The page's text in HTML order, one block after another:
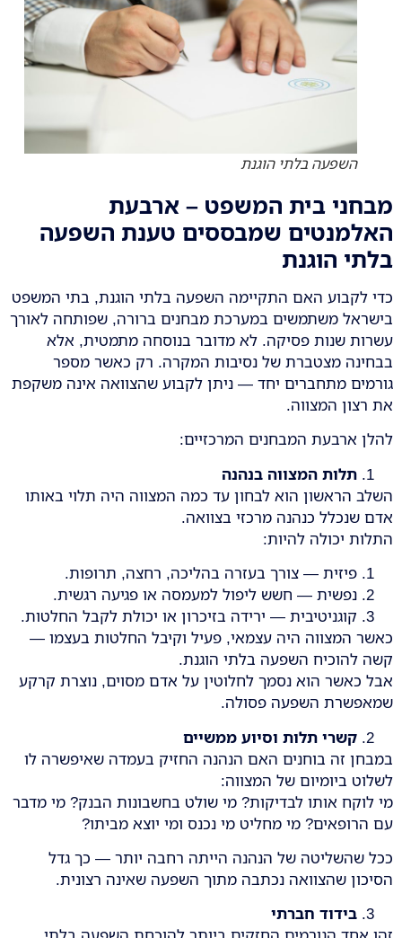
השפעה בלתי הוגנת
מבחני בית המשפט – ארבעת
האלמנטים שמבססים טענת השפעה
בלתי הוגנת
כדי לקבוע האם התקיימה השפעה בלתי הוגנת, בתי המשפט
בישראל משתמשים במערכת מבחנים ברורה, שפותחה לאורך
עשרות שנות פסיקה. לא מדובר בנוסחה מתמטית, אלא
בבחינה מצטברת של נסיבות המקרה. רק כאשר מספר
גורמים מתחברים יחד — ניתן לקבוע שהצוואה אינה משקפת
את רצון המצווה.
להלן ארבעת המבחנים המרכזיים:
תלות המצווה בנהנה
השלב הראשון הוא לבחון עד כמה המצווה היה תלוי באותו
אדם שנכלל כנהנה מרכזי בצוואה.
התלות יכולה להיות:
פיזית — צורך בעזרה בהליכה, רחצה, תרופות.
נפשית — חשש ליפול למעמסה או פגיעה רגשית.
קוגניטיבית — ירידה בזיכרון או יכולת לקבל החלטות.
כאשר המצווה היה עצמאי, פעיל וקיבל החלטות בעצמו —
קשה להוכיח השפעה בלתי הוגנת.
אבל כאשר הוא נסמך לחלוטין על אדם מסוים, נוצרת קרקע
שמאפשרת השפעה פסולה.
קשרי תלות וסיוע ממשיים
במבחן זה בוחנים האם הנהנה החזיק בעמדה שאיפשרה לו
לשלוט ביומיום של המצווה:
מי לוקח אותו לבדיקות? מי שולט בחשבונות הבנק? מי מדבר
עם הרופאים? מי מחליט מי נכנס ומי יוצא מביתו?
ככל שהשליטה של הנהנה הייתה רחבה יותר — כך גדל
הסיכון שהצוואה נכתבה מתוך השפעה שאינה רצונית.
בידוד חברתי